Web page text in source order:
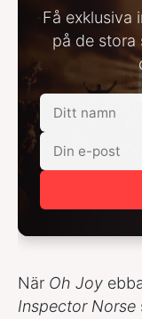
Få exklusiva
på de stora
När Oh Joy
Inspector Norse